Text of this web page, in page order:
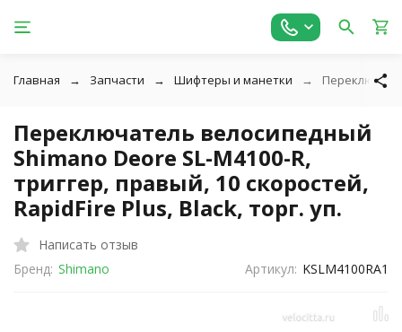
Главная Запчасти Шифтеры и манетки
Переключатель велосипедный
Shimano Deore SL-M4100-R,
триггер, правый, 10 скоростей,
RapidFire Plus, Black, торг. уп.
Написать отзыв
Бренд: Shimano Артикул: KSLM4100RA1